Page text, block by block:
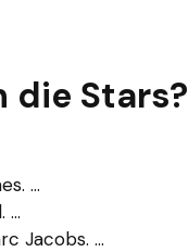
die Stars?
...
Jacobs. ...